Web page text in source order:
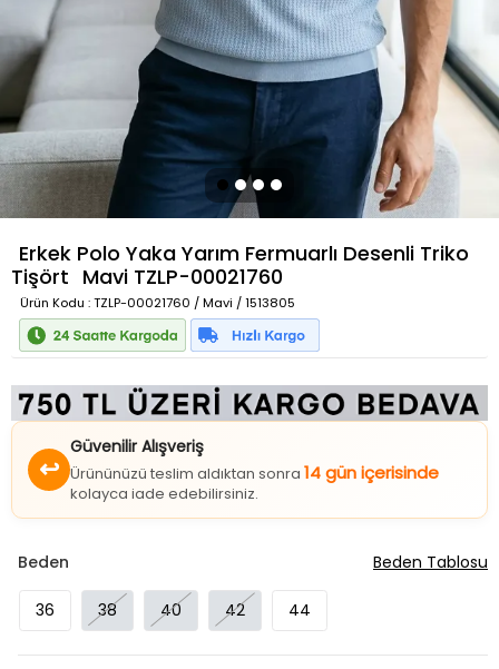
Erkek Polo Yaka Yarım Fermuarlı Desenli Triko
Tişört Mavi TZLP-00021760
Ürün Kodu : TZLP-00021760 / Mavi / 1513805
↩
Güvenilir Alışveriş
Ürününüzü teslim aldıktan sonra 14 gün içerisinde
kolayca iade edebilirsiniz.
Beden
36 38 40 42 44
Beden Tablosu